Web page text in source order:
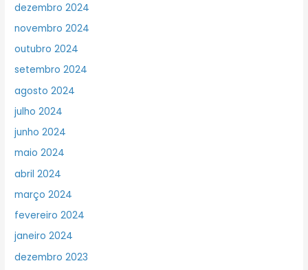
dezembro 2024
novembro 2024
outubro 2024
setembro 2024
agosto 2024
julho 2024
junho 2024
maio 2024
abril 2024
março 2024
fevereiro 2024
janeiro 2024
dezembro 2023